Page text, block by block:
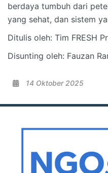
berdaya tumbuh dari
yang sehat, dan sistem
Ditulis oleh: Tim FRESH
Disunting oleh: Fauzan
14 Oktober 2025